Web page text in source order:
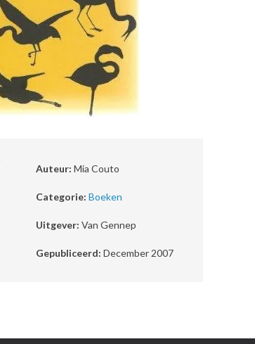
Auteur: Mia Couto
Categorie: Boeken
Uitgever: Van Gennep
Gepubliceerd: December 2007